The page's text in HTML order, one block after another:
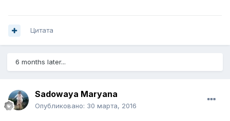
Цитата
6 months later...
Sadowaya Maryana
Опубликовано: 30 марта, 2016